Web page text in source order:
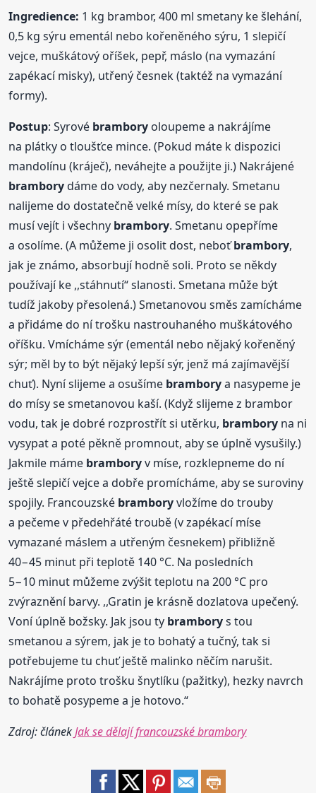
Ingredience: 1 kg brambor, 400 ml smetany ke šlehání,
0,5 kg sýru ementál nebo kořeněného sýru, 1 slepičí
vejce, muškátový oříšek, pepř, máslo (na vymazání
zapékací misky), utřený česnek (taktéž na vymazání
formy).
Postup: Syrové brambory oloupeme a nakrájíme
na plátky o tloušťce mince. (Pokud máte k dispozici
mandolínu (kráječ), neváhejte a použijte ji.) Nakrájené
bramborydáme do vody, aby nezčernaly. Smetanu
nalijeme do dostatečně velké mísy, do které se pak
musí vejít i všechny brambory. Smetanu opepříme
a osolíme. (A můžeme ji osolit dost, neboťbrambory,
jak je známo, absorbují hodně soli. Proto se někdy
používají ke ,,stáhnutí“ slanosti. Smetana může být
tudíž jakoby přesolená.) Smetanovou směs zamícháme
a přidáme do ní trošku nastrouhaného muškátového
oříšku. Vmícháme sýr (ementál nebo nějaký kořeněný
sýr; měl by to být nějaký lepší sýr, jenž má zajímavější
chuť). Nyní slijeme a osušíme bramborya nasypeme je
do mísy se smetanovou kaší. (Když slijeme z brambor
vodu, tak je dobré rozprostřít si utěrku, brambory na ni
vysypat a poté pěkně promnout, aby se úplně vysušily.)
Jakmile máme bramboryv míse, rozklepneme do ní
ještě slepičí vejce a dobře promícháme, aby se suroviny
spojily. Francouzské bramboryvložíme do trouby
a pečeme v předehřáté troubě (v zapékací míse
vymazané máslem a utřeným česnekem) přibližně
40−45 minut při teplotě 140 °C. Na posledních
5−10 minut můžeme zvýšit teplotu na 200 °C pro
zvýraznění barvy. ,,Gratin je krásně dozlatova upečený.
Voní úplně božsky. Jak jsou ty bramborys tou
smetanou a sýrem, jak je to bohatý a tučný, tak si
potřebujeme tu chuť ještě malinko něčím narušit.
Nakrájíme proto trošku šnytlíku (pažitky), hezky navrch
to bohatě posypeme a je hotovo.“
Zdroj: článekJak se dělají francouzské brambory